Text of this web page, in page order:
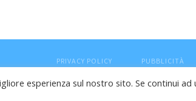
PRIVACY POLICY PUBBLICITÀ
(PU) - Cod.Fisc
esperienza sul nostro sito. Se continui